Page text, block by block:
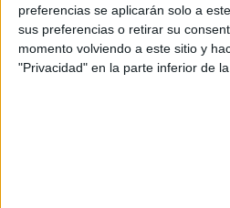
preferencias se aplicarán solo a
sus preferencias o retirar su
momento volviendo a este sitio y
"Privacidad" en la parte inferior de